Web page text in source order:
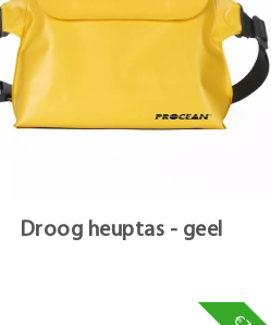
Droog heuptas - geel